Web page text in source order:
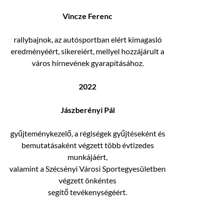
Vincze Ferenc
rallybajnok, az autósportban elért kimagasló
eredményéért, sikereiért, mellyel hozzájárult a
város hírnevének gyarapításához.
2022
Jászberényi Pál
gyűjteménykezelő, a régiségek gyűjtéseként és
bemutatásaként végzett több évtizedes
munkájáért,
valamint a Szécsényi Városi Sportegyesületben
végzett önkéntes
segítő tevékenységéért.